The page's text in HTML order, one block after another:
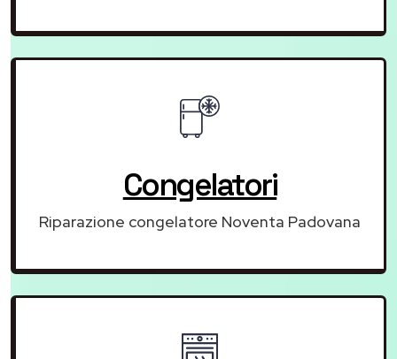
Congelatori
Riparazione congelatore Noventa Padovana